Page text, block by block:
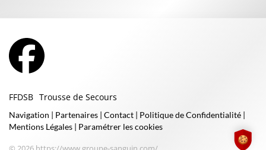
FFDSB Trousse de Secours
Navigation | Partenaires | Contact | Politique de Confidentialité |
Mentions Légales | Paramétrer les cookies